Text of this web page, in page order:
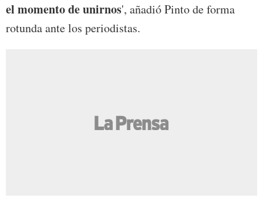
el momento de unirnos', añadió Pinto de forma
rotunda ante los periodistas.